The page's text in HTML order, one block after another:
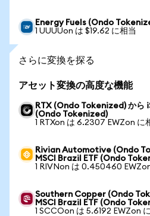
Energy Fuels (Ondo
1 UUUUon は $19.62 に相当
さらに変換を探る
アセット変換の高度な機能
RTX (Ondo Tokenized) から
(Ondo Tokenized)
1 RTXon は 6.2307 EWZon に
Rivian Automotive (Ondo
MSCI Brazil ETF (Ondo
1 RIVNon は 0.450460
Southern Copper (Ondo
MSCI Brazil ETF (Ondo
1 SCCOon は 5.6192 EWZon